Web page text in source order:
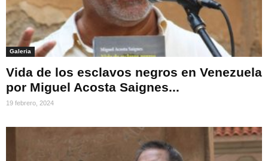
Galeria
Vida de los esclavos negros en Venezuela
por Miguel Acosta Saignes...
19 febrero, 2024